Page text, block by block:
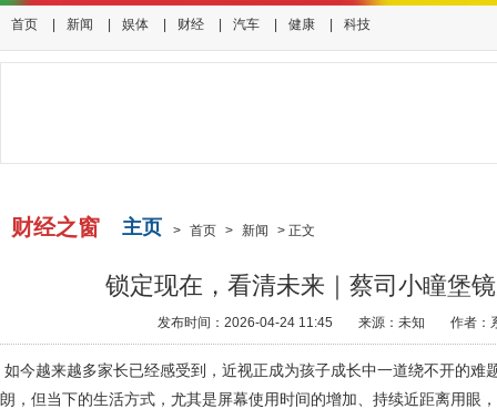
首页 新闻 娱体 财经 汽车 健康 科技
财经之窗 主页 > 首页 > 新闻 > 正文
锁定现在，看清未来｜蔡司小瞳堡
发布时间：2026-04-24 11:45 来源：未知 作者：
如今越来越多家长已经感受到，近视正成为孩子成长中一道绕不开的难
朗，但当下的生活方式，尤其是屏幕使用时间的增加、持续近距离用眼